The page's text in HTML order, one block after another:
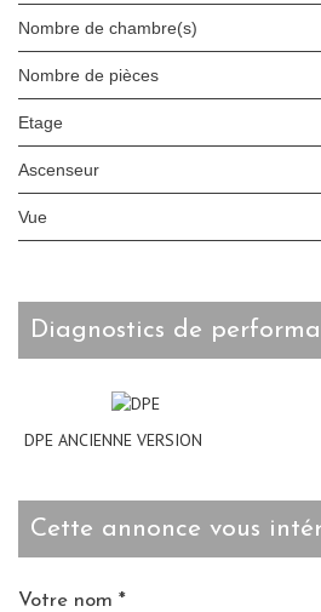
Nombre de chambre(s)
Nombre de pièces
Etage
Ascenseur
Vue
diagnostics de
DPE ANCIENNE VERSION
cette annonce vous
Votre nom *